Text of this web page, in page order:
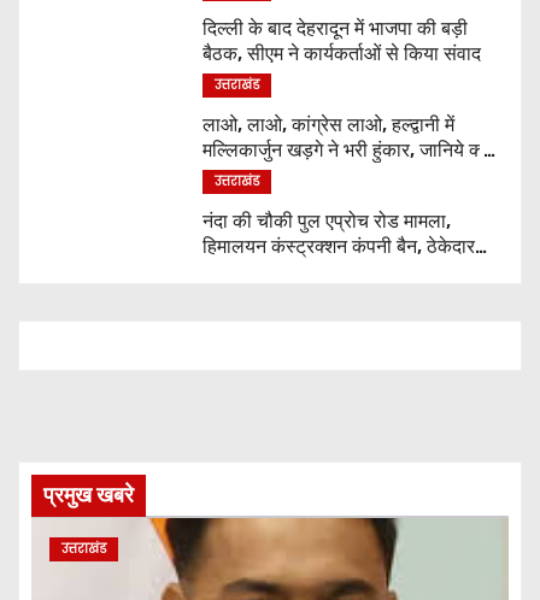
दिल्ली के बाद देहरादून में भाजपा की बड़ी
बैठक, सीएम ने कार्यकर्ताओं से किया संवाद
उत्तराखंड
लाओ, लाओ, कांग्रेस लाओ, हल्द्वानी में
मल्लिकार्जुन खड़गे ने भरी हुंकार, जानिये क्या
कुछ कहा
उत्तराखंड
नंदा की चौकी पुल एप्रोच रोड मामला,
हिमालयन कंस्ट्रक्शन कंपनी बैन, ठेकेदार
प्रमुख खबरे
उत्तराखंड